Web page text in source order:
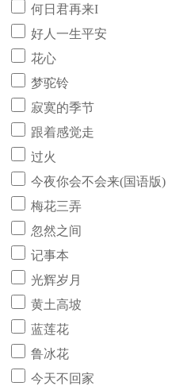
何日君再来I
好人一生平安
花心
梦驼铃
寂寞的季节
跟着感觉走
过火
今夜你会不会来(国语版)
梅花三弄
忽然之间
记事本
光辉岁月
黄土高坡
蓝莲花
鲁冰花
今天不回家